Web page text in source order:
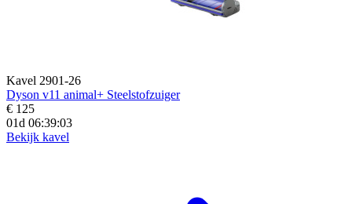
Kavel 2901-26
Dyson v11 animal+ Steelstofzuiger
€ 125
01d 06:39:02
Bekijk kavel